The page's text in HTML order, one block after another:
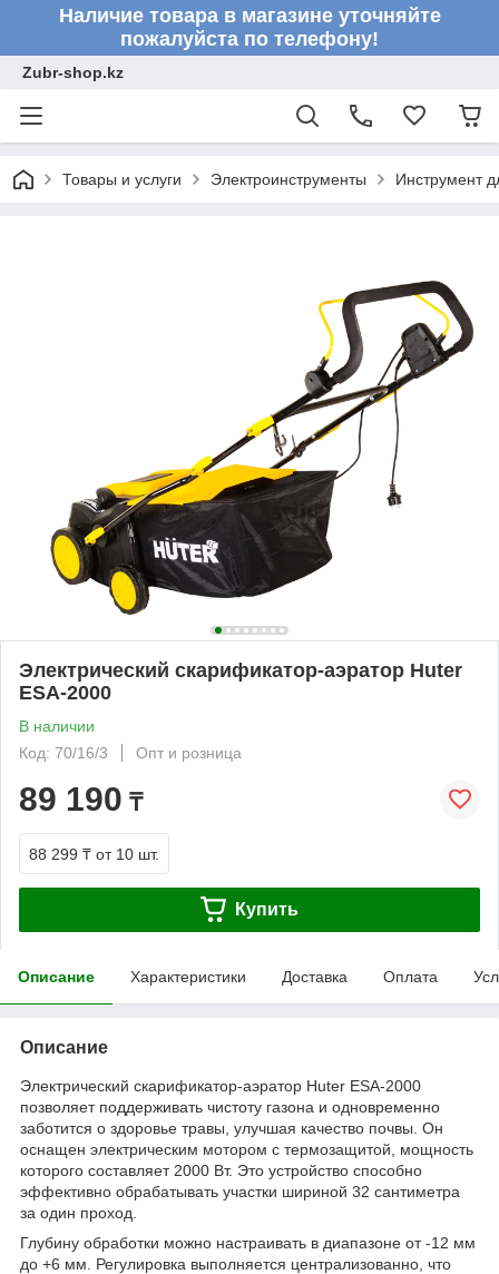
Наличие товара в магазине уточняйте
пожалуйста по телефону!
Zubr-shop.kz
Товары и услуги Электроинструменты Инструмент
Электрический скарификатор-аэратор Huter
ESA-2000
В наличии
Код: 70/16/3
Опт и розница
89 190 ₸
88 299 ₸ от 10 шт.
Купить
Описание Характеристики Доставка Оплата
Описание
Электрический скарификатор-аэратор Huter ESA-2000
позволяет поддерживать чистоту газона и одновременно
заботится о здоровье травы, улучшая качество почвы. Он
оснащен электрическим мотором с термозащитой, мощность
которого составляет 2000 Вт. Это устройство способно
эффективно обрабатывать участки шириной 32 сантиметра
за один проход.
Глубину обработки можно настраивать в диапазоне от -12 мм
до +6 мм. Регулировка выполняется централизованно, что